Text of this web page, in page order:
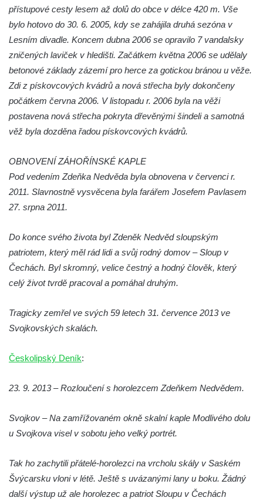
Hrob Aloise Ptáčka na hřbitově v Lužci nad
Vltavou
Hrob Antonína Kostky na hřbitově v Lužci
nad Vltavou
Hrob Josefa Mikyny na hřbitově v Lužci nad
Vltavou
Hrob rodiny Zilcher na hřbitově v Hrobčicích
Hrob Josefa Sýkory na hřbitově v Dobříni
Dobříni
Hrob Václava Fujery na hřbitově v Dobříni
Hrob Josefa Zemana na hřbitově v Dobříni
Hrob Jana Panského a Františka Friče na
Hrob rodiny Prosche na hřbitově v Lužici
Hrob rodiny Žemličkovy na hřbitově v Lužici
Hrob Emmy Veidl na hřbitově v Lužici
Hrob faráře Josef Ottla na hřbitově v
Kozlech
Kamenici
Sloupu v Čechách
Hrob Ferdinanda Břetislava Mikovce na
Hrob rodiny Haina na hřbitově v Krásné u
přístupové cesty lesem až dolů do obce v délce 420 m. Vše
bylo hotovo do 30. 6. 2005, kdy se zahájila druhá sezóna v
Lesním divadle. Koncem dubna 2006 se opravilo 7 vandalsky
zničených laviček v hledišti. Začátkem května 2006 se udělaly
betonové základy zázemí pro herce za gotickou bránou u věže.
Zdi z pískovcových kvádrů a nová střecha byly dokončeny
počátkem června 2006. V listopadu r. 2006 byla na věži
postavena nová střecha pokryta dřevěnými šindeli a samotná
věž byla dozděna řadou pískovcových kvádrů.
OBNOVENÍ ZÁHOŘÍNSKÉ KAPLE
Pod vedením Zdeňka Nedvěda byla obnovena v červenci r.
2011. Slavnostně vysvěcena byla farářem Josefem Pavlasem
27. srpna 2011.
Do konce svého života byl Zdeněk Nedvěd sloupským
patriotem, který měl rád lidi a svůj rodný domov – Sloup v
Čechách. Byl skromný, velice čestný a hodný člověk, který
celý život tvrdě pracoval a pomáhal druhým.
Tragicky zemřel ve svých 59 letech 31. července 2013 ve
Svojkovských skalách.
Českolipský Deník:
23. 9. 2013 – Rozloučení s horolezcem Zdeňkem Nedvědem.
Svojkov – Na zamřížovaném okně skalní kaple Modlivého dolu
u Svojkova visel v sobotu jeho velký portrét.
Tak ho zachytili přátelé-horolezci na vrcholu skály v Saském
Švýcarsku vloni v létě. Ještě s uvázanými lany u boku. Žádný
další výstup už ale horolezec a patriot Sloupu v Čechách